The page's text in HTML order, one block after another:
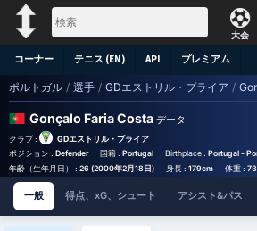
大会
コーナー テニス (EN) API プレミアム
ポルトガル / 選手 / GDエストリル・プライア /
Gonçalo Faria Costa データ
クラブ :
GDエストリル・プライア
ポジション : Defender 国籍 :Portugal Birthplace :Portugal -
年齢（生年月日） : 26 (2000年2月18日) 身長 :179cm 体重 :
一般 得点、xG、シュート アシスト&パス